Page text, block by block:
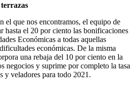
el que nos encontramos, el equipo de
hasta el 20 por ciento las bonificaciones
Económicas a todas aquellas
económicas. De la misma
una rebaja del 10 por ciento en la
negocios y suprime por completo la tasa
y veladores para todo 2021.